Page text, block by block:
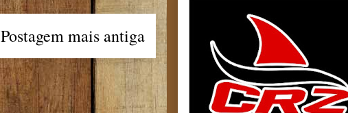
Postagem mais antiga